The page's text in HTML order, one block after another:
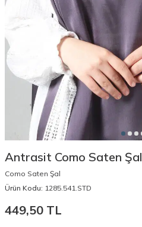
Antrasit Como Saten Şal
Como Saten Şal
Ürün Kodu: 1285.541.STD
449,50 TL